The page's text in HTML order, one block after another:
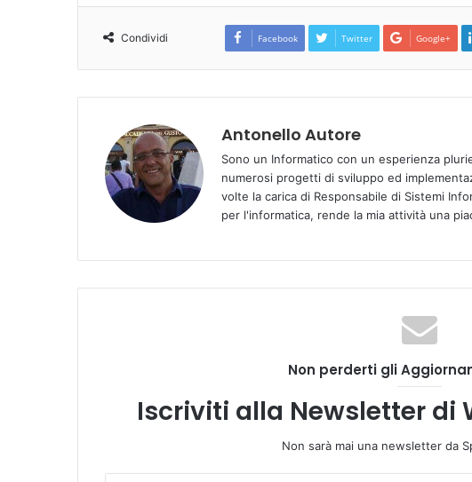
Condividi Facebook Twitter Google+
Antonello Autore
Sono un Informatico con un esperienza
numerosi progetti di sviluppo ed
volte la carica di Responsabile di Sistemi
per l'informatica, rende la mia attività una
Non perderti gli
Iscriviti alla Newsletter di
Non sarà mai una newsletter da